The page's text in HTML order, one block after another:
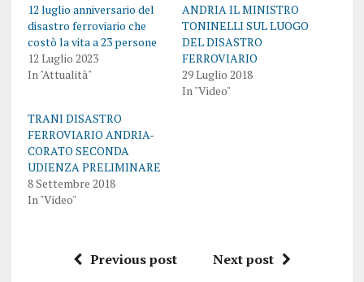
12 luglio anniversario del
disastro ferroviario che
costò la vita a 23 persone
12 Luglio 2023
In "Attualità"
ANDRIA IL MINISTRO
TONINELLI SUL LUOGO
DEL DISASTRO
FERROVIARIO
29 Luglio 2018
In "Video"
TRANI DISASTRO
FERROVIARIO ANDRIA-
CORATO SECONDA
UDIENZA PRELIMINARE
8 Settembre 2018
In "Video"
Previous post Next post